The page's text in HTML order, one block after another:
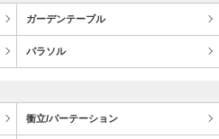
ガーデンテーブル
パラソル
衝立/パーテーション